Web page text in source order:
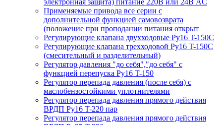
электронная защита) питание 220В или 24В AC
Применяемые привода все серии с
дополнительной функцией самовозврата
(положение при проподании питания открыт
Регулирующие клапана двухходовые Ру16 T-150С
Регулирующие клапана трехходовой Ру16 T-150С
(смесительный и разделительный)
Регулятор давления "до себя","до себя" с
функцией перепуска Ру16 T-150
Регулятор перепада давления (после себя) c
маслобензостойкими уплотнителями
Регулятор перепада давления прямого действия
ВРДП Ру16 T-220 пар
Регулятор перепада давления прямого действия